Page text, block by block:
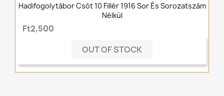
Hadifogolytábor Csót 10 Fillér 1916 Sor És Sorozatszám
Nélkül
Ft2,500
OUT OF STOCK